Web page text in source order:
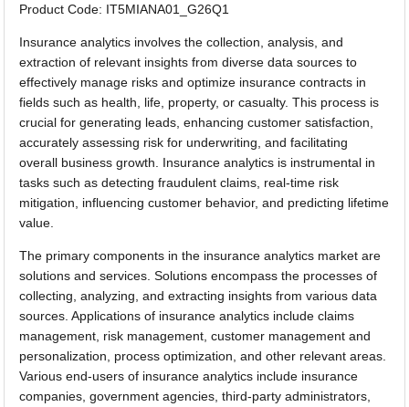
Product Code: IT5MIANA01_G26Q1
Insurance analytics involves the collection, analysis, and
extraction of relevant insights from diverse data sources to
effectively manage risks and optimize insurance contracts in
fields such as health, life, property, or casualty. This process is
crucial for generating leads, enhancing customer satisfaction,
accurately assessing risk for underwriting, and facilitating
overall business growth. Insurance analytics is instrumental in
tasks such as detecting fraudulent claims, real-time risk
mitigation, influencing customer behavior, and predicting lifetime
value.
The primary components in the insurance analytics market are
solutions and services. Solutions encompass the processes of
collecting, analyzing, and extracting insights from various data
sources. Applications of insurance analytics include claims
management, risk management, customer management and
personalization, process optimization, and other relevant areas.
Various end-users of insurance analytics include insurance
companies, government agencies, third-party administrators,